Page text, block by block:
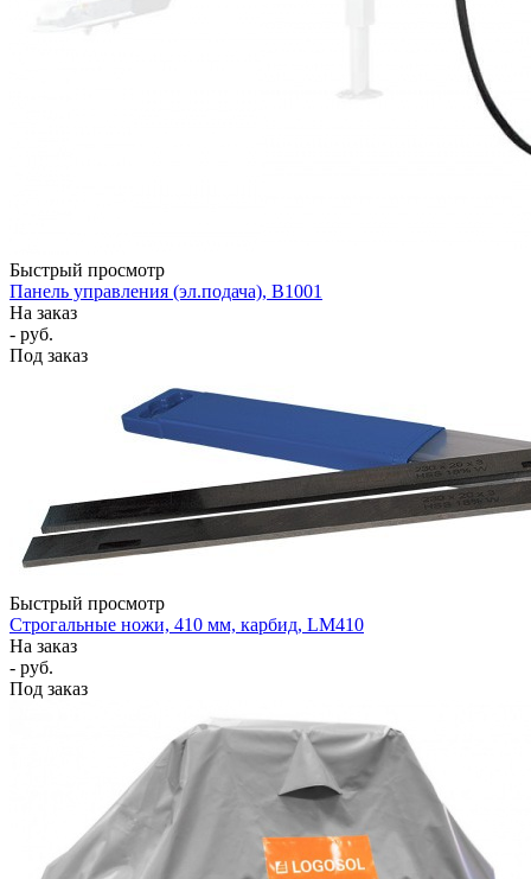
Быстрый просмотр
Панель управления (эл.подача), B1001
На заказ
- руб.
Под заказ
Быстрый просмотр
Строгальные ножи, 410 мм, карбид, LM410
На заказ
- руб.
Под заказ